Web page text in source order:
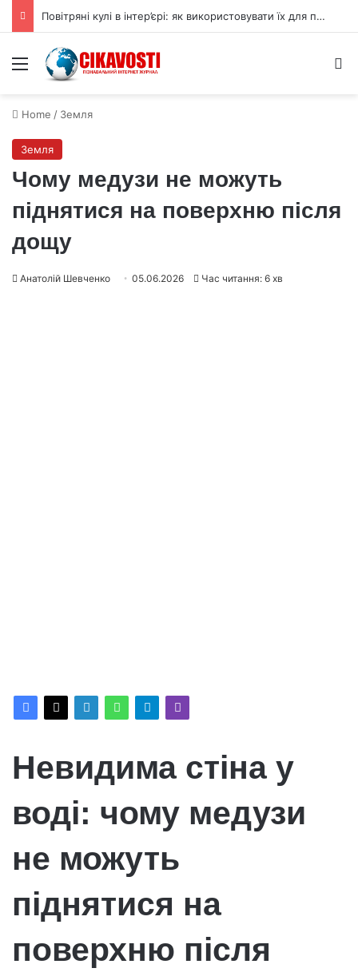
Повітряні кулі в інтер’єрі: як використовувати їх для прикраси
Menu
Home / Земля
Земля
Чому медузи не можуть
піднятися на поверхню після
дощу
Анатолій Шевченко 05.06.2026 Час читання: 6 хв
Невидима стіна у
воді: чому медузи
не можуть
піднятися на
поверхню після